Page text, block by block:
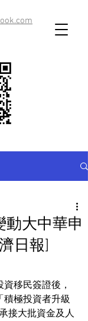
動大中華申
日報]
移民簽證後，
積極投資者升級
接大批資金及人